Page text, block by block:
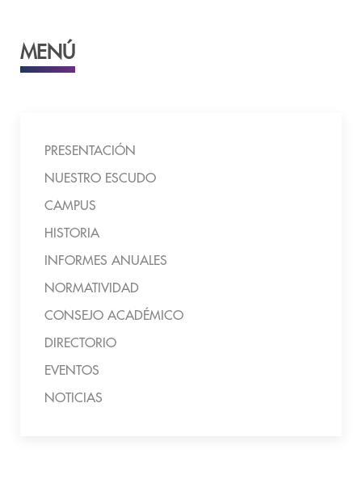
MENÚ
PRESENTACIÓN
NUESTRO ESCUDO
CAMPUS
HISTORIA
INFORMES ANUALES
NORMATIVIDAD
CONSEJO ACADÉMICO
DIRECTORIO
EVENTOS
NOTICIAS